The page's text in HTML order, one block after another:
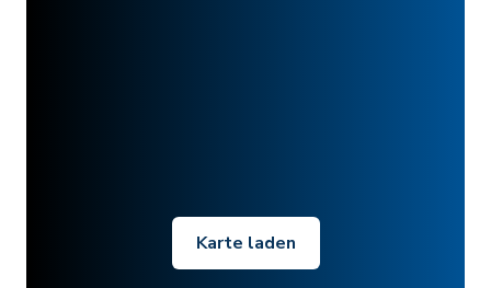
Karte laden